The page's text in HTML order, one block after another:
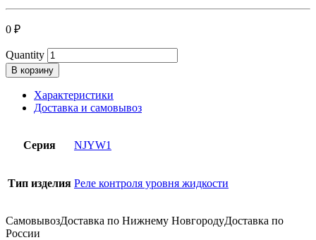
0 ₽
Quantity
В корзину
Характеристики
Доставка и самовывоз
Серия NJYW1
Тип изделия Реле контроля уровня жидкости
СамовывозДоставка по Нижнему НовгородуДоставка по
России